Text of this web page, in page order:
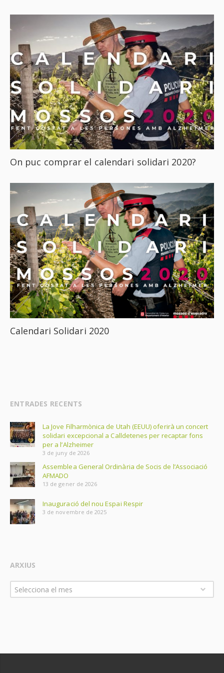
On puc comprar el calendari solidari 2020?
Calendari Solidari 2020
ENTRADES RECENTS
La Jove Filharmònica de Utah (EEUU) oferirà un concert
solidari excepcional a Calldetenes per recaptar fons
per a l’Alzheimer
3 de juny de 2026
Assemblea General Ordinària de Socis de l’Associació
AFMADO
13 de gener de 2026
Inauguració del nou Espai Respir
3 de novembre de 2025
ARXIUS
Arxius
Selecciona el mes